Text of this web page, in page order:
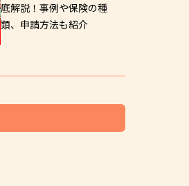
底解説！事例や保険の種
類、申請方法も紹介